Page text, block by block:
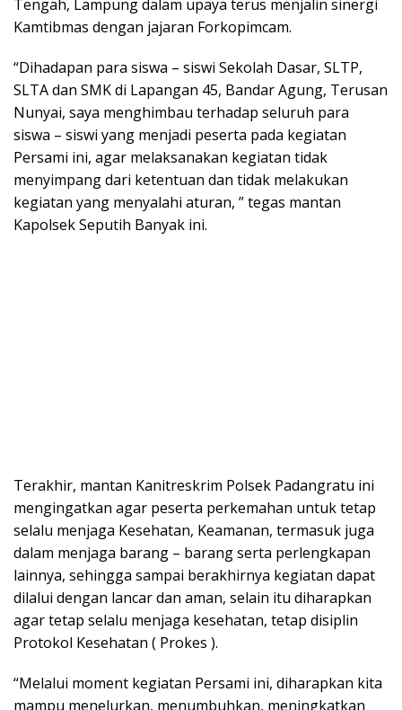
Tengah, Lampung dalam upaya terus menjalin sinergi
Kamtibmas dengan jajaran Forkopimcam.
“Dihadapan para siswa – siswi Sekolah Dasar, SLTP,
SLTA dan SMK di Lapangan 45, Bandar Agung, Terusan
Nunyai, saya menghimbau terhadap seluruh para
siswa – siswi yang menjadi peserta pada kegiatan
Persami ini, agar melaksanakan kegiatan tidak
menyimpang dari ketentuan dan tidak melakukan
kegiatan yang menyalahi aturan, ” tegas mantan
Kapolsek Seputih Banyak ini.
Terakhir, mantan Kanitreskrim Polsek Padangratu ini
mengingatkan agar peserta perkemahan untuk tetap
selalu menjaga Kesehatan, Keamanan, termasuk juga
dalam menjaga barang – barang serta perlengkapan
lainnya, sehingga sampai berakhirnya kegiatan dapat
dilalui dengan lancar dan aman, selain itu diharapkan
agar tetap selalu menjaga kesehatan, tetap disiplin
Protokol Kesehatan ( Prokes ).
“Melalui moment kegiatan Persami ini, diharapkan kita
mampu menelurkan, menumbuhkan, meningkatkan